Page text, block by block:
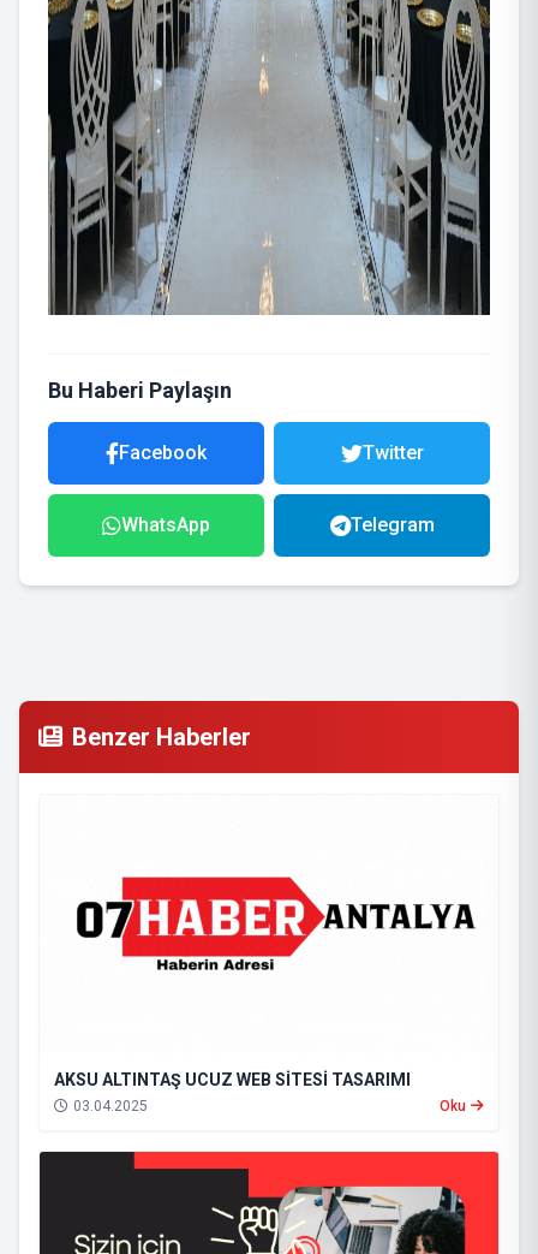
Bu Haberi Paylaşın
Facebook Twitter
WhatsApp Telegram
Benzer Haberler
AKSU ALTINTAŞ UCUZ WEB SİTESİ TASARIMI
03.04.2025 Oku